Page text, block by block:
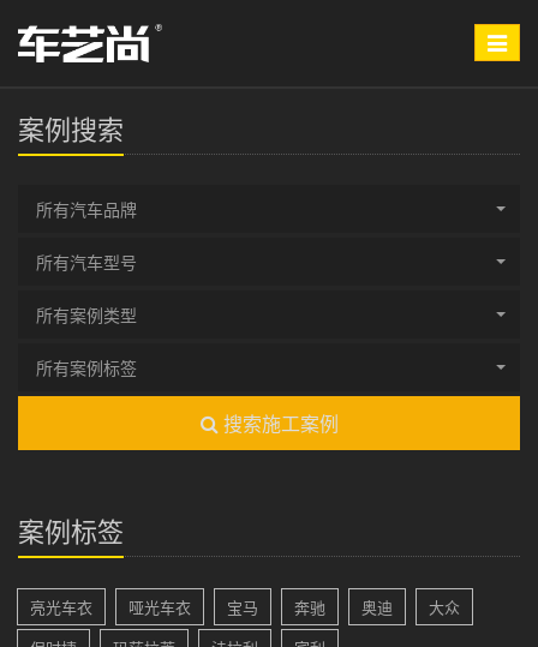
Toggle
案例搜索
所有汽车品牌
所有汽车型号
所有案例类型
所有案例标签
搜索施工案例
案例标签
亮光车衣 哑光车衣 宝马 奔驰 奥迪
大众